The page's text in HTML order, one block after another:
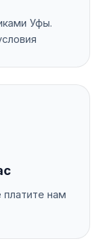
Уфы.
платите нам